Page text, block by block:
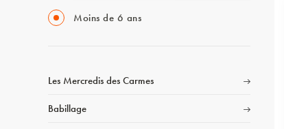
Moins de 6 ans
Les Mercredis des Carmes
Babillage